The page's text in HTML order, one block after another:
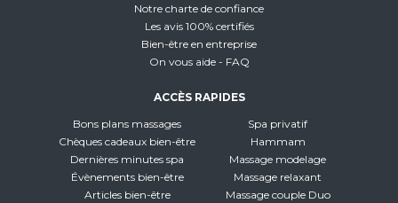
Notre charte de confiance
Les avis 100% certifiés
Bien-être en entreprise
On vous aide - FAQ
ACCÈS RAPIDES
Bons plans massages
Chèques cadeaux bien-être
Dernières minutes spa
Évènements bien-être
Articles bien-être
Spa privatif
Hammam
Massage modelage
Massage relaxant
Massage couple Duo